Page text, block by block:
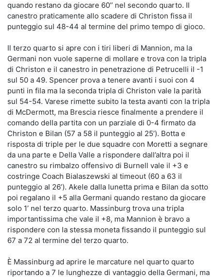
quando restano da giocare 60’’ nel secondo quarto. Il
canestro praticamente allo scadere di Christon fissa il
punteggio sul 48-44 al termine del primo tempo di gioco.
Il terzo quarto si apre con i tiri liberi di Mannion, ma la
Germani non vuole saperne di mollare e trova con la tripla
di Christon e il canestro in penetrazione di Petrucelli il -1
sul 50 a 49. Spencer prova a tenere avanti i suoi con 4
punti in fila ma la seconda tripla di Christon vale la parità
sul 54-54. Varese rimette subito la testa avanti con la tripla
di McDermott, ma Brescia riesce finalmente a prendere il
comando della partita con un parziale di 0-4 firmato da
Christon e Bilan (57 a 58 il punteggio al 25’). Botta e
risposta di triple per le due squadre con Moretti a segnare
da una parte e Della Valle a rispondere dall’altra poi il
canestro su rimbalzo offensivo di Burnell vale il +3 e
costringe Coach Bialaszewski al timeout (60 a 63 il
punteggio al 26’). Akele dalla lunetta prima e Bilan da sotto
poi regalano il +5 alla Germani quando restano da giocare
solo 1’ nel terzo quarto. Massinburg trova una tripla
importantissima che vale il +8, ma Mannion è bravo a
rispondere con la stessa moneta fissando il punteggio sul
67 a 72 al termine del terzo quarto.
È Massinburg ad aprire le marcature nel quarto quarto
riportando a 7 le lunghezze di vantaggio della Germani, ma